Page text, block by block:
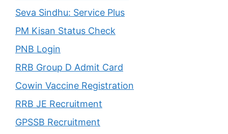
Seva Sindhu: Service Plus
PM Kisan Status Check
PNB Login
RRB Group D Admit Card
Cowin Vaccine Registration
RRB JE Recruitment
GPSSB Recruitment